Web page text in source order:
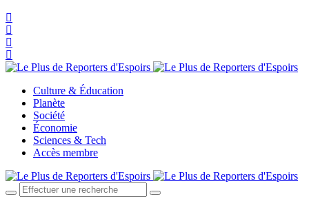
Culture & Éducation
Planète
Société
Économie
Sciences & Tech
Accès membre